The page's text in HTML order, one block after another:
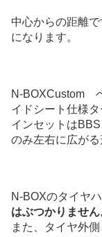
中心からの距離
になります。
N-BOXCustom
イドシート仕様
インセットは
のみ左右に広がる
N-BOXのタイヤ
はぶつかりません
また、タイヤ外